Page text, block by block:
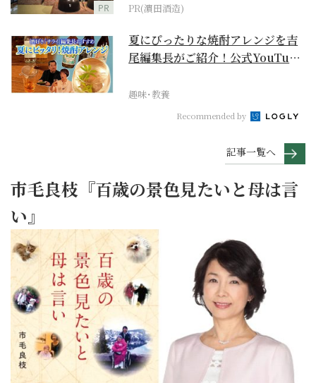
PR PR(濵田酒造)
夏にぴったりな焼酎アレンジを吉
尾編集長がご紹介！公式YouTube
趣味･教養
Recommended by
記事一覧へ
市毛良枝『百歳の景色見たいと母は言
い』